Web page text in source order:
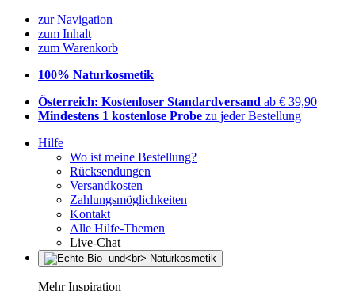
zur Navigation
zum Inhalt
zum Warenkorb
100% Naturkosmetik
Österreich: Kostenloser Standardversand ab € 39,90
Mindestens 1 kostenlose Probe zu jeder Bestellung
Hilfe
Wo ist meine Bestellung?
Rücksendungen
Versandkosten
Zahlungsmöglichkeiten
Kontakt
Alle Hilfe-Themen
Live-Chat
Mehr Inspiration